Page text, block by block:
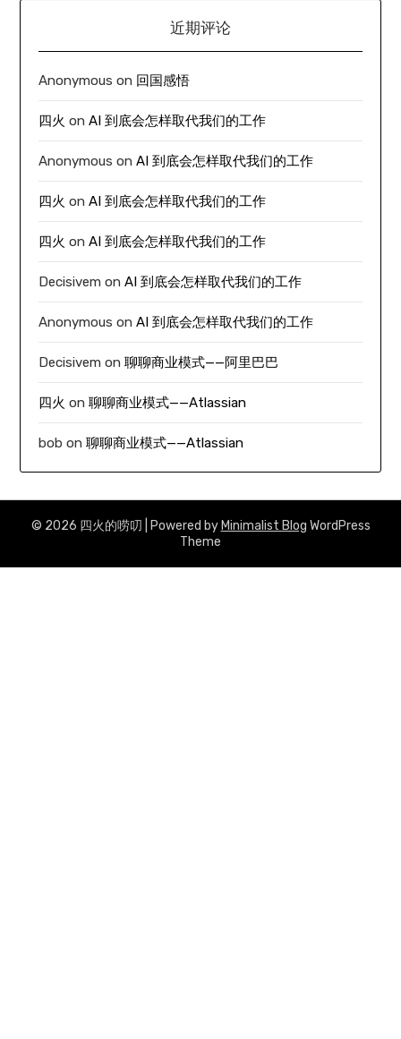
近期评论
Anonymous on 回国感悟
四火 onAI 到底会怎样取代我们的工作
Anonymous onAI 到底会怎样取代我们的工作
四火 onAI 到底会怎样取代我们的工作
四火 onAI 到底会怎样取代我们的工作
Decisivem onAI 到底会怎样取代我们的工作
Anonymous onAI 到底会怎样取代我们的工作
Decisivem on聊聊商业模式——阿里巴巴
四火 on聊聊商业模式——Atlassian
bob on聊聊商业模式——Atlassian
© 2026 四火的唠叨 | Powered by Minimalist Blog WordPress
Theme